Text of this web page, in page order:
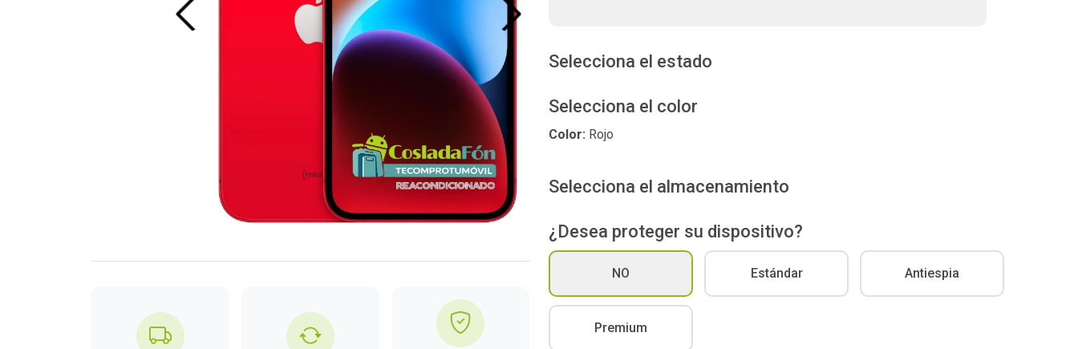
Previous Next
Selecciona el estado
Selecciona el color
Color: Rojo
Selecciona el almacenamiento
¿Desea proteger su dispositivo?
NO Estándar Antiespia
Premium